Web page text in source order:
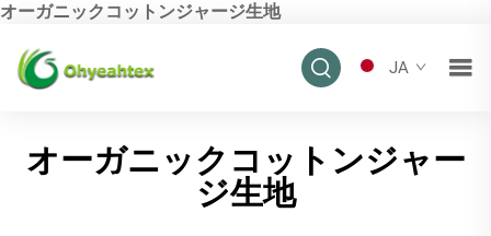
オーガニックコットンジャージ生地
JA
オーガニックコットンジャー
ジ生地